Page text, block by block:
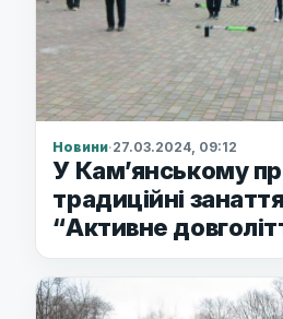
Новини·27.03.2024, 09:12
У Кам’янському
традиційні
“Активне